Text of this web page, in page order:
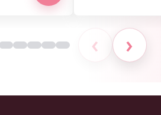
CHF 149.10CHF
‹ ›